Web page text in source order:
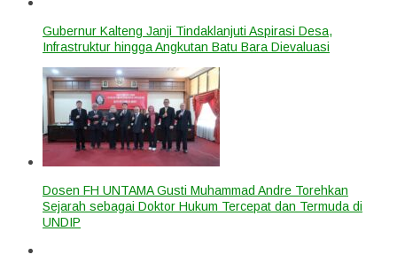
Gubernur Kalteng Janji Tindaklanjuti Aspirasi Desa,
Infrastruktur hingga Angkutan Batu Bara Dievaluasi
Dosen FH UNTAMA Gusti Muhammad Andre Torehkan
Sejarah sebagai Doktor Hukum Tercepat dan Termuda di
UNDIP